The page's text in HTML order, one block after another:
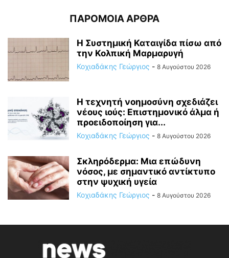
ΠΑΡΟΜΟΙΑ ΑΡΘΡΑ
Η Συστημική Καταιγίδα πίσω από
την Κολπική Μαρμαρυγή
Κοχιαδάκης Γεώργιος - 8 Αυγούστου 2026
Η τεχνητή νοημοσύνη σχεδιάζει
νέους ιούς: Επιστημονικό άλμα ή
προειδοποίηση για...
Κοχιαδάκης Γεώργιος - 8 Αυγούστου 2026
Σκληρόδερμα: Μια επώδυνη
νόσος, με σημαντικό αντίκτυπο
στην ψυχική υγεία
Κοχιαδάκης Γεώργιος - 8 Αυγούστου 2026